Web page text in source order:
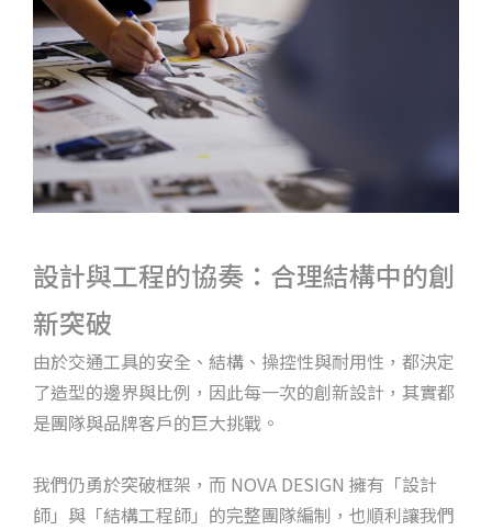
設計與工程的協奏：合理結構中的創
新突破
由於交通工具的安全、結構、操控性與耐用性，都決定
了造型的邊界與比例，因此每一次的創新設計，其實都
是團隊與品牌客戶的巨大挑戰。
我們仍勇於突破框架，而 NOVA DESIGN 擁有「設計
師」與「結構工程師」的完整團隊編制，也順利讓我們